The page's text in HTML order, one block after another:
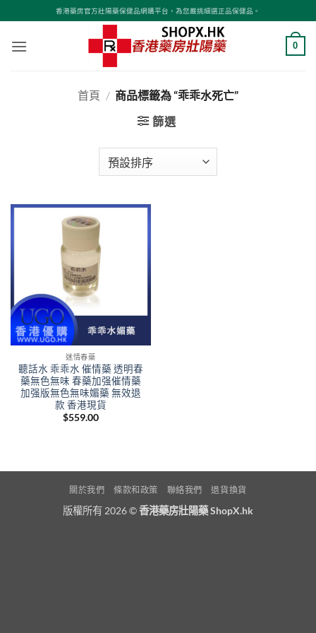
to
content
香港藥房官方壯陽藥保健品網購平台，為您嚴挑細選正品保健品。
0
首頁 / 商品標籤為 “乖乖水死亡”
篩選
迷情春藥
聽話水 乖乖水 催情藥 透明春
藥無色無味 春藥加强催情藥
加强版無色無味媚藥 無效退
款 香港現貨
$559.00
關於我們 條款和政策 聯絡我們 退貨換貨
版權所有 2026 ©香港藥房壯陽藥 ShopX.hk